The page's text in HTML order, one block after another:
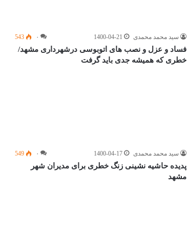
سید محمد محمدی 1400-04-21 ۰ 543
فساد و عزل و نصب های اتوبوسی درشهرداری مشهد/
خطری که همیشه جدی باید گرفت
سید محمد محمدی 1400-04-17 ۰ 549
پدیده حاشیه نشینی زنگ خطری برای مدیران شهر
مشهد